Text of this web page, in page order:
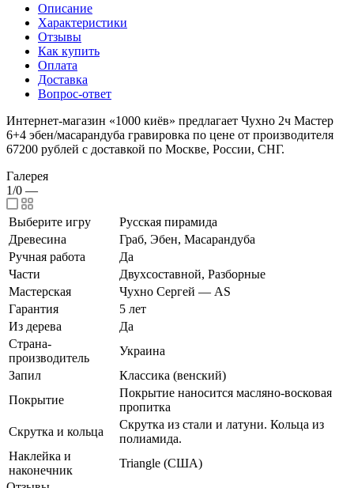
Описание
Характеристики
Отзывы
Как купить
Оплата
Доставка
Вопрос-ответ
Интернет-магазин «1000 киёв» предлагает Чухно 2ч Мастер
6+4 эбен/масарандуба гравировка по цене от производителя
67200 рублей с доставкой по Москве, России, СНГ.
Галерея
1/0 —
Выберите игру
Русская пирамида
Древесина
Граб, Эбен, Масарандуба
Ручная работа
Да
Части
Двухсоставной, Разборные
Мастерская
Чухно Сергей — AS
Гарантия
5 лет
Из дерева
Да
Страна-
производитель
Украина
Запил
Классика (венский)
Покрытие
Покрытие наносится масляно-восковая
пропитка
Скрутка и кольца
Скрутка из стали и латуни. Кольца из
полиамида.
Наклейка и
наконечник
Triangle (США)